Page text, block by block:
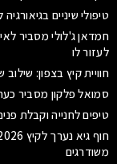
טיפולי שיניים
לעזור לו
חוויית קיץ בצפון:
סמואל פלקון מסביר
טיפים לחנייה וקבלת
משודרגים